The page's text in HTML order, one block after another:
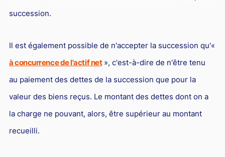
L'industrie
Caution bancaire
Communication et nouvelles technologies
Grande entreprise
Droit de l'environnement et des énergies renouvelables
Concurrence déloyale
Transport
succession.
Il est également possible de n'accepter la succession qu'«
à concurrence de l'actif net», c'est-à-dire de n'être tenu
au paiement des dettes de la succession que pour la
valeur des biens reçus. Le montant des dettes dont on a
la charge ne pouvant, alors, être supérieur au montant
recueilli.